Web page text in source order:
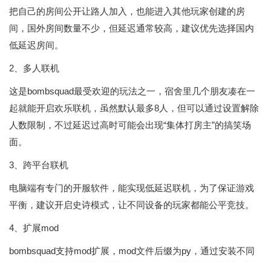
把自己的房间公开让路人加入，也能进入其他玩家创建的房
间，国外房间数量不少，但延迟通常较高，建议优先选择国内
低延迟房间。
2、多人联机
这是bombsquad最受欢迎的玩法之一，宿舍里几个朋友凑在一
起就能开启欢乐联机，虽然默认最多8人，但可以通过设置解除
人数限制，不过延迟过高时可能会出现“集体打房主”的搞笑场
面。
3、跨平台联机
电脑端有专门的开服软件，能实现低延迟联机，为了保证游戏
平衡，建议开启史诗模式，让不同设备的玩家都能公平竞技。
4、扩展mod
bombsquad支持mod扩展，mod文件后缀为py，通过安装不同